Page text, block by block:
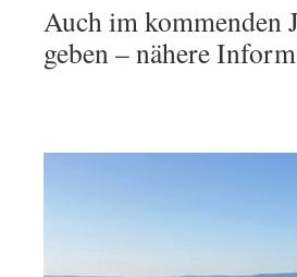
Auch im kommenden
geben – nähere